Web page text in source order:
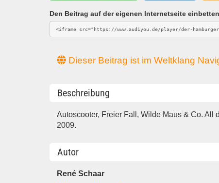
Den Beitrag auf der eigenen Internetseite
Dieser Beitrag ist im Weltklang
Beschreibung
Autoscooter, Freier Fall, Wilde Maus & Co. All
2009.
Autor
René Schaar